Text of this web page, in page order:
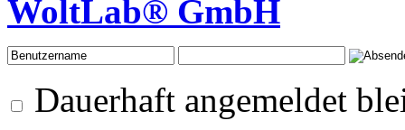
WoltLab® GmbH
Dauerhaft angemeldet